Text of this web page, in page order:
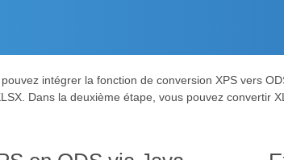
pouvez intégrer la fonction de conversion XPS vers
Dans la deuxième étape, vous pouvez convertir